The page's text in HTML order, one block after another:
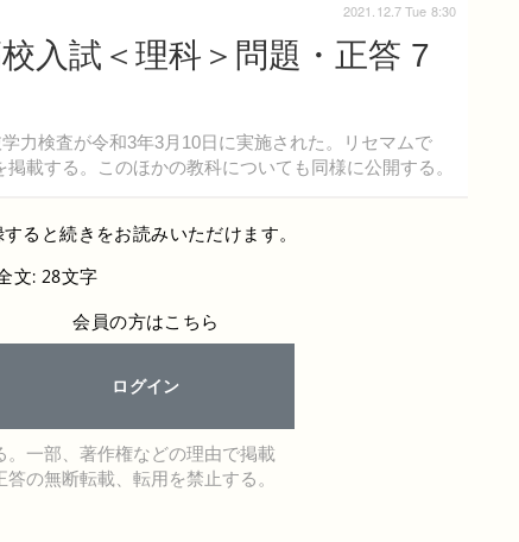
入試＜理科＞問題・正答 7
力検査が令和3年3月10日に実施された。リセマムで
載する。このほかの教科についても同様に公開する。
2021.12.7 Tue 8:30
ると続きをお読みいただけます。
文: 28文字
会員の方はこちら
ログイン
一部、著作権などの理由で掲載
の無断転載、転用を禁止する。